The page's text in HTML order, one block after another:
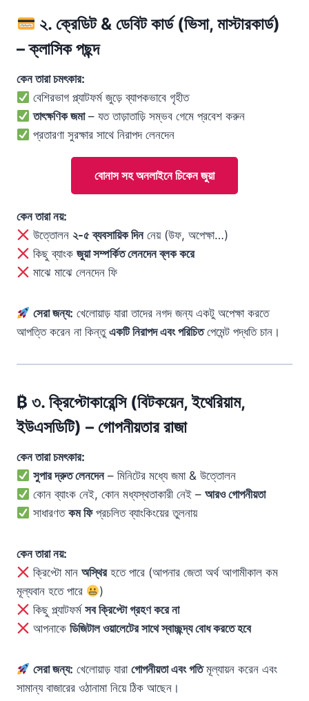
২. ক্রেডিট & ডেবিট কার্ড (ভিসা, মাস্টারকার্ড)
– ক্লাসিক পছন্দ
কেন তারা চমৎকার:
বেশিরভাগ প্ল্যাটফর্ম জুড়ে ব্যাপকভাবে গৃহীত
তাৎক্ষণিক জমা– যত তাড়াতাড়ি সম্ভব গেমে প্রবেশ করুন
প্রতারণা সুরক্ষার সাথে নিরাপদ লেনদেন
বোনাস সহ অনলাইনে চিকেন জুয়া
কেন তারা নয়:
উত্তোলন২-৫ ব্যবসায়িক দিননেয় (উফ, অপেক্ষা…)
কিছু ব্যাংকজুয়া সম্পর্কিত লেনদেন ব্লক করে
মাঝে মাঝে লেনদেন ফি
সেরা জন্য: খেলোয়াড় যারা তাদের নগদ জন্য একটু অপেক্ষা করতে
আপত্তি করেন না কিন্তু একটি নিরাপদ এবং পরিচিতপেমেন্ট পদ্ধতি চান।
₿ ৩. ক্রিপ্টোকারেন্সি (বিটকয়েন, ইথেরিয়াম,
ইউএসডিটি) – গোপনীয়তার রাজা
কেন তারা চমৎকার:
সুপার দ্রুত লেনদেন– মিনিটের মধ্যে জমা & উত্তোলন
কোন ব্যাংক নেই, কোন মধ্যস্থতাকারী নেই –আরও গোপনীয়তা
সাধারণতকম ফিপ্রচলিত ব্যাংকিংয়ের তুলনায়
কেন তারা নয়:
ক্রিপ্টো মানঅস্থিরহতে পারে (আপনার জেতা অর্থ আগামীকাল কম
মূল্যবান হতে পারে
)
কিছু প্ল্যাটফর্মসব ক্রিপ্টো গ্রহণ করে না
আপনাকেডিজিটাল ওয়ালেটের সাথে স্বাচ্ছন্দ্য বোধ করতে হবে
সেরা জন্য: খেলোয়াড় যারাগোপনীয়তা এবং গতিমূল্যায়ন করেন এবং
সামান্য বাজারের ওঠানামা নিয়ে ঠিক আছেন।